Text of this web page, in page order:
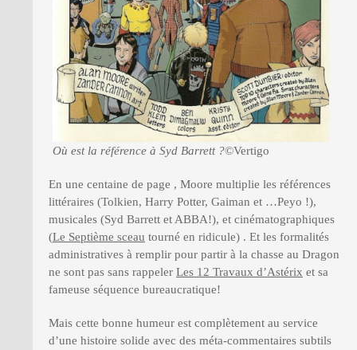
Où est la référence à Syd Barrett ?©Vertigo
En une centaine de page , Moore multiplie les références
littéraires (Tolkien, Harry Potter, Gaiman et …Peyo !),
musicales (Syd Barrett et ABBA!), et cinématographiques
(Le Septième sceau tourné en ridicule) . Et les formalités
administratives à remplir pour partir à la chasse au Dragon
ne sont pas sans rappeler Les 12 Travaux d’Astérix et sa
fameuse séquence bureaucratique!
Mais cette bonne humeur est complètement au service
d’une histoire solide avec des méta-commentaires subtils